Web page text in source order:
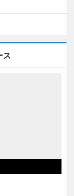
ス